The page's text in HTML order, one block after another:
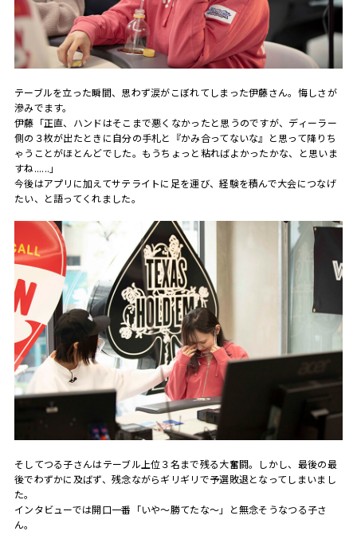
テーブルを立った瞬間、思わず涙がこぼれてしまった伊藤さん。悔しさが
滲みでます。
伊藤「正直、ハンドはそこまで悪くなかったと思うのですが、ディーラー
側の３枚が出たときに自分の手札と『かみ合ってないな』と思って降りち
ゃうことがほとんどでした。もうちょっと粘ればよかったかな、と思いま
すね......」
今後はアプリに加えてサテライトに足を運び、経験を積んで大会につなげ
たい、と語ってくれました。
そしてつる子さんはテーブル上位３名まで残る大奮闘。しかし、最後の最
後でわずかに及ばず、残念ながらギリギリで予選敗退となってしまいまし
た。
インタビューでは開口一番「いや～勝てたな～」と無念そうなつる子さ
ん。